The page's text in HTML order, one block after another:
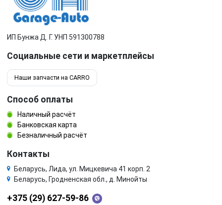
ИП Бунжа Д. Г. УНП 591300788
Социальные сети и маркетплейсы
Наши запчасти на CARRO
Способ оплаты
Наличный расчёт
Банковская карта
Безналичный расчёт
Контакты
Беларусь, Лида, ул. Мицкевича 41 корп. 2
Беларусь, Гродненская обл., д. Минойты
+375 (29) 627-59-86